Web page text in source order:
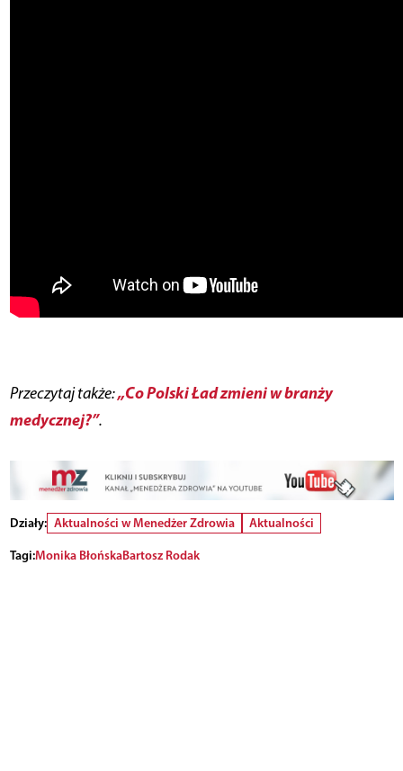
Przeczytaj także:„Co Polski Ład zmieni w branży
medycznej?”.
Działy: Aktualności w Menedżer Zdrowia
Aktualności
Tagi:Monika BłońskaBartosz Rodak